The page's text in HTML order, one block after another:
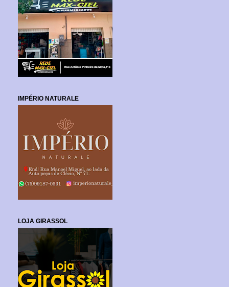
IMPÉRIO NATURALE
LOJA GIRASSOL